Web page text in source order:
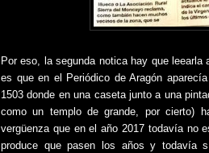
Por eso, la segunda notica hay que
es que en el Periódico de Aragón
1503 donde en una caseta junto a una
como un templo de grande, por cierto)
vergüenza que en el año 2017 todavía no
produce que pasen los años y todavía